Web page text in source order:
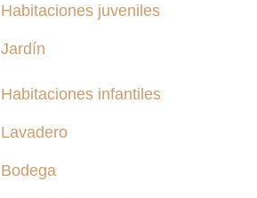
Habitaciones juveniles
Jardín
Habitaciones infantiles
Lavadero
Bodega